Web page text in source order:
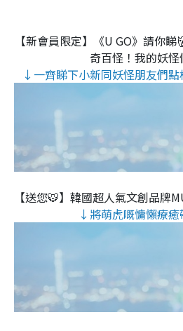
【新會員限定】《U GO》請你
奇百怪！我的妖怪
↓一齊睇下小新同妖怪朋友們
【送您🐯】韓國超人氣文創品牌
↓將萌虎嘅慵懶療